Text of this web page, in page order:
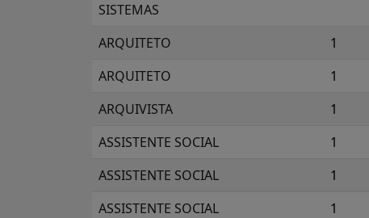
SISTEMAS
ARQUITETO 1
ARQUITETO
1
ARQUIVISTA
1
ASSISTENTE SOCIAL
1
ASSISTENTE SOCIAL
1
ASSISTENTE SOCIAL
1